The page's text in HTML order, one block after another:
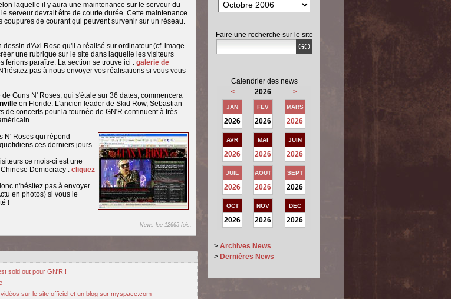
laquelle il y aura une maintenance sur le serveur du
serveur devrait être de courte durée. Cette maintenance
de courant qui peuvent survenir sur un réseau.
dessin d'Axl Rose qu'il a réalisé sur ordinateur (cf. image
une rubrique sur le site dans laquelle les visiteurs
ferions paraître. La section se trouve ici : galerie de
pas à nous envoyer vos réalisations si vous vous
Guns N' Roses, qui s'étale sur 36 dates, commencera
en Floride. L'ancien leader de Skid Row, Sebastian
de concerts pour la tournée de GN'R continuent à très
N' Roses qui répond
ces derniers jours
ce mois-ci est une
Democracy : cliquez
n'hésitez pas à envoyer
en photos) si vous le
!
News lue 12665 fois.
sold out pour GN'R !
sur le site officiel et un blog sur myspace.com
Faire une recherche sur le site
Calendrier des news
<
2026 >
JAN
2026
FEV
2026
MARS
2026
AVR
2026
MAI
2026
JUIN
2026
JUIL
2026
AOUT
2026
SEPT
2026
OCT
2026
NOV
2026
DEC
2026
> Archives News
> Dernières News